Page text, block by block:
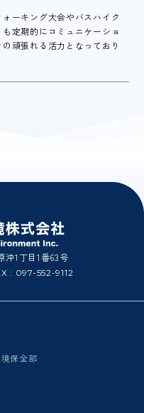
ーキング大会やバスハイク
定期的にコミュニケーショ
頑張れる活力となっており
沖1丁目1番63号
: 097-552-9112
保全部